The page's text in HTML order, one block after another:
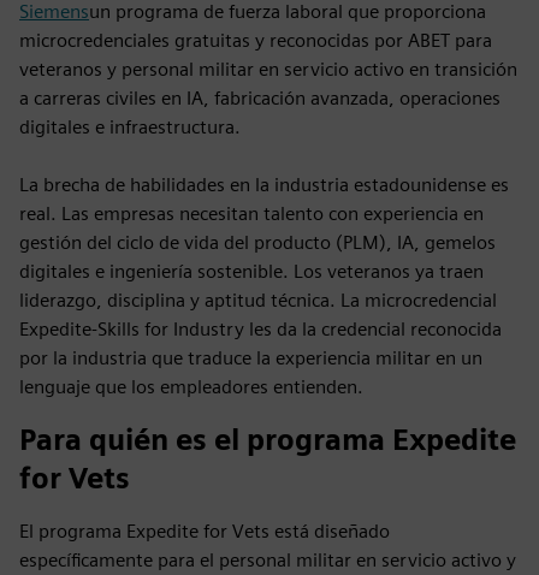
Siemensun programa de fuerza laboral que proporciona
microcredenciales gratuitas y reconocidas por ABET para
veteranos y personal militar en servicio activo en transición
a carreras civiles en IA, fabricación avanzada, operaciones
digitales e infraestructura.
La brecha de habilidades en la industria estadounidense es
real. Las empresas necesitan talento con experiencia en
gestión del ciclo de vida del producto (PLM), IA, gemelos
digitales e ingeniería sostenible. Los veteranos ya traen
liderazgo, disciplina y aptitud técnica. La microcredencial
Expedite-Skills for Industry les da la credencial reconocida
por la industria que traduce la experiencia militar en un
lenguaje que los empleadores entienden.
Para quién es el programa Expedite
for Vets
El programa Expedite for Vets está diseñado
específicamente para el personal militar en servicio activo y